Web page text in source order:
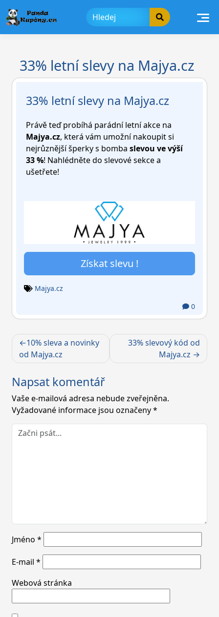
to
content
33% letní slevy na Majya.cz
33% letní slevy na Majya.cz
Právě teď probíhá parádní letní akce na
Majya.cz, která vám umožní nakoupit si
nejrůznější šperky s bomba slevou ve výší
33 %! Nahlédněte do slevové sekce a
ušetřete!
Získat slevu !
Majya.cz
0
Navigace
pro
10% sleva a novinky
od Majya.cz
33% slevový kód od
Majya.cz
Napsat komentář
Vaše e-mailová adresa nebude zveřejněna.
Vyžadované informace jsou označeny*
Jméno *
E-mail *
Webová stránka